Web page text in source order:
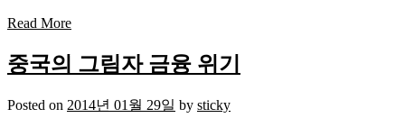
Read More
중국의 그림자 금융 위기
Posted on 2014년 01월 29일 by sticky